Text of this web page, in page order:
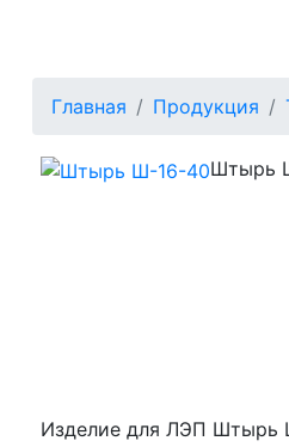
Главная Продукция
Штырь
Изделие для ЛЭП Штырь